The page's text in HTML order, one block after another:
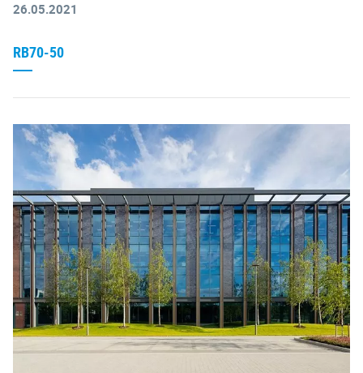
26.05.2021
RB70-50